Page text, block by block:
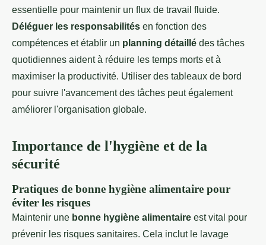
essentielle pour maintenir un flux de travail fluide.
Déléguer les responsabilités en fonction des
compétences et établir un planning détaillé des tâches
quotidiennes aident à réduire les temps morts et à
maximiser la productivité. Utiliser des tableaux de bord
pour suivre l'avancement des tâches peut également
améliorer l'organisation globale.
Importance de l'hygiène et de la
sécurité
Pratiques de bonne hygiène alimentaire pour
éviter les risques
Maintenir une bonne hygiène alimentaire est vital pour
prévenir les risques sanitaires. Cela inclut le lavage